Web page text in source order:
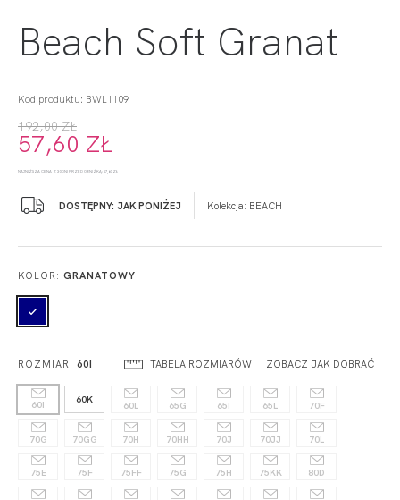
Beach Soft Granat
Kod produktu: BWL1109
192,00 ZŁ
57,60 ZŁ
NAJNIŻSZA CENA Z 30 DNI PRZED OBNIŻKĄ: 57,60 ZŁ
DOSTĘPNY: JAK PONIŻEJ Kolekcja: BEACH
KOLOR: GRANATOWY
ROZMIAR: 60I TABELA ROZMIARÓW ZOBACZ JAK DOBRAĆ
60I 60K
60L 65G 65I 65L 70F
70G 70GG 70H 70HH 70J 70JJ 70L
75E 75F 75FF 75G 75H 75KK 80D